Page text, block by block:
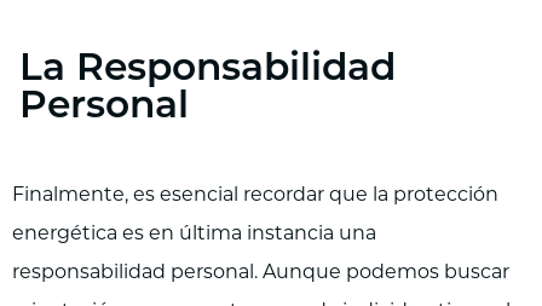
La Responsabilidad
Personal
Finalmente, es esencial recordar que la protección
energética es en última instancia una
responsabilidad personal. Aunque podemos buscar